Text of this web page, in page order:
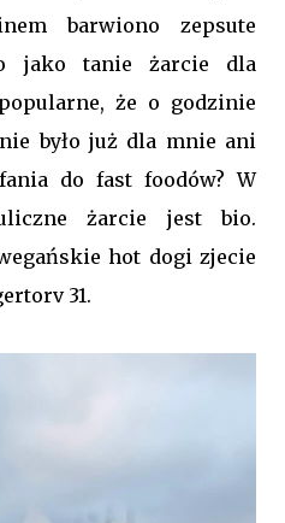
barwiono zepsute
jako tanie żarcie dla
że o godzinie
było już dla mnie ani
do fast foodów? W
żarcie jest bio.
hot dogi zjecie
31.